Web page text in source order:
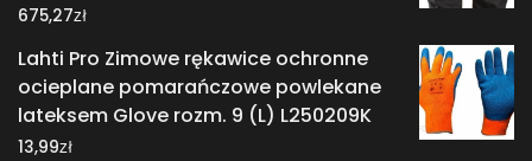
675,27zł
Lahti Pro Zimowe rękawice ochronne
ocieplane pomarańczowe powlekane
lateksem Glove rozm. 9 (L) L250209K
13,99zł